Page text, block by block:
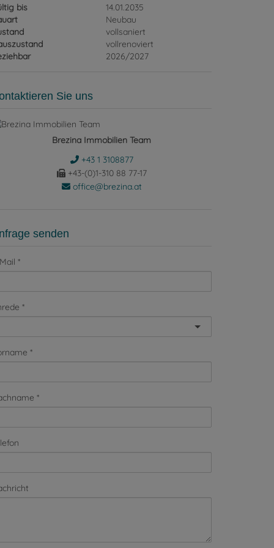
bis
14.01.2035
Neubau
vollsaniert
vollrenoviert
2026/2027
Sie uns
Brezina Immobilien Team
+43 1 3108877
+43-(0)1-310 88 77-17
office@brezina.at
senden